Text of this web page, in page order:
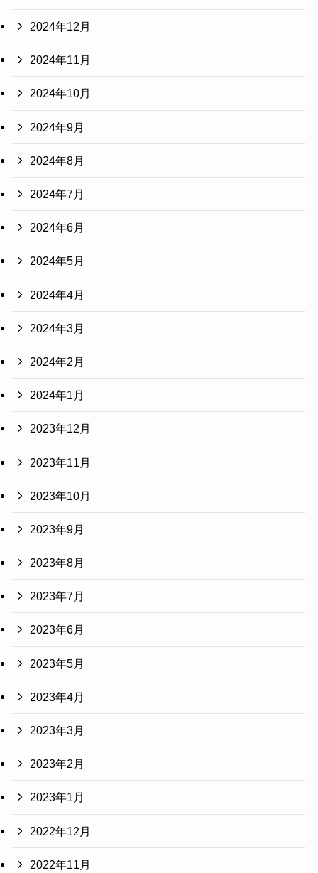
2024年12月
2024年11月
2024年10月
2024年9月
2024年8月
2024年7月
2024年6月
2024年5月
2024年4月
2024年3月
2024年2月
2024年1月
2023年12月
2023年11月
2023年10月
2023年9月
2023年8月
2023年7月
2023年6月
2023年5月
2023年4月
2023年3月
2023年2月
2023年1月
2022年12月
2022年11月